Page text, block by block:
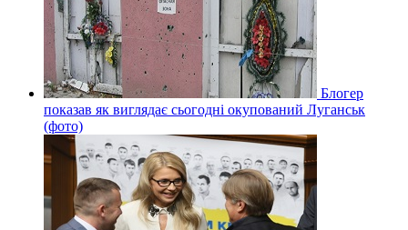
Блогер
показав як виглядає сьогодні окупований Луганськ
(фото)